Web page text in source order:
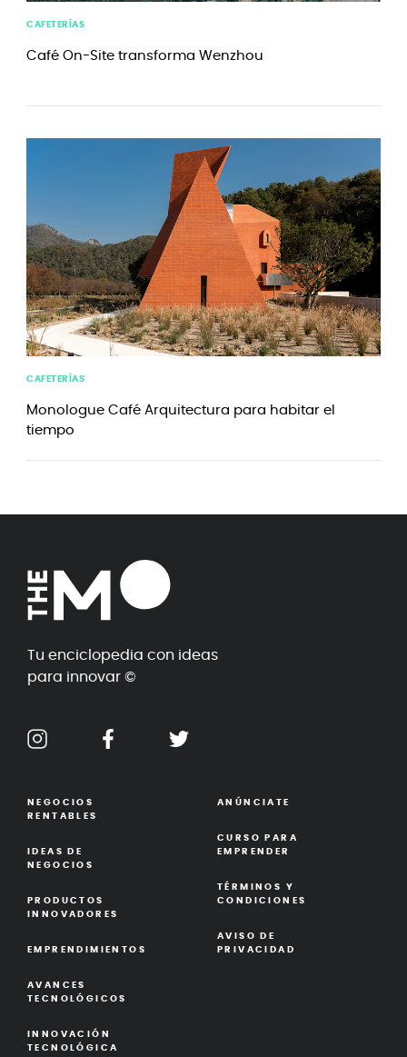
CAFETERÍAS
Café On-Site transforma Wenzhou
CAFETERÍAS
Monologue Café Arquitectura para habitar el
tiempo
Tu enciclopedia con ideas
para innovar ©
NEGOCIOS
RENTABLES
IDEAS DE
NEGOCIOS
PRODUCTOS
INNOVADORES
EMPRENDIMIENTOS
AVANCES
TECNOLÓGICOS
INNOVACIÓN
TECNOLÓGICA
ANÚNCIATE
CURSO PARA
EMPRENDER
TÉRMINOS Y
CONDICIONES
AVISO DE
PRIVACIDAD